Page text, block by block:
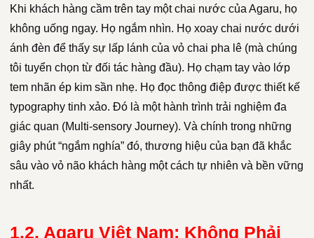
Khi khách hàng cầm trên tay một chai nước của Agaru, họ
không uống ngay. Họ ngắm nhìn. Họ xoay chai nước dưới
ánh đèn để thấy sự lấp lánh của vỏ chai pha lê (mà chúng
tôi tuyển chọn từ đối tác hàng đầu). Họ chạm tay vào lớp
tem nhãn ép kim sần nhẹ. Họ đọc thông điệp được thiết kế
typography tinh xảo. Đó là một hành trình trải nghiệm đa
giác quan (Multi-sensory Journey). Và chính trong những
giây phút “ngắm nghía” đó, thương hiệu của bạn đã khắc
sâu vào vỏ não khách hàng một cách tự nhiên và bền vững
nhất.
1.2. Agaru Việt Nam: Không Phải